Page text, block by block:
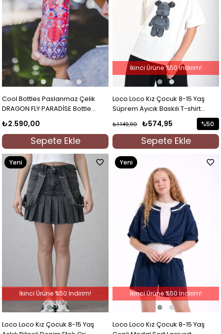
Cool Bottles Paslanmaz Çelik
DRAGON FLY PARADİSE Bottle
₺2.590,00
Sepete Ekle
Loco Loco Kız Çocuk 8-15 Yaş
Süprem Ayıcık Baskılı T-shirt
₺574,95
₺1.149,90
Sepete Ekle
%50
İndirim
İkinci Ürüne %50 İndirim!
Loco Loco Kız Çocuk 8-15 Yaş
Yeni
Ürün
İkinci Ürüne %50 İndirim!
Loco Loco Kız Çocuk 8-15 Yaş
Yeni
İkinci Ürüne %50 İndirim!